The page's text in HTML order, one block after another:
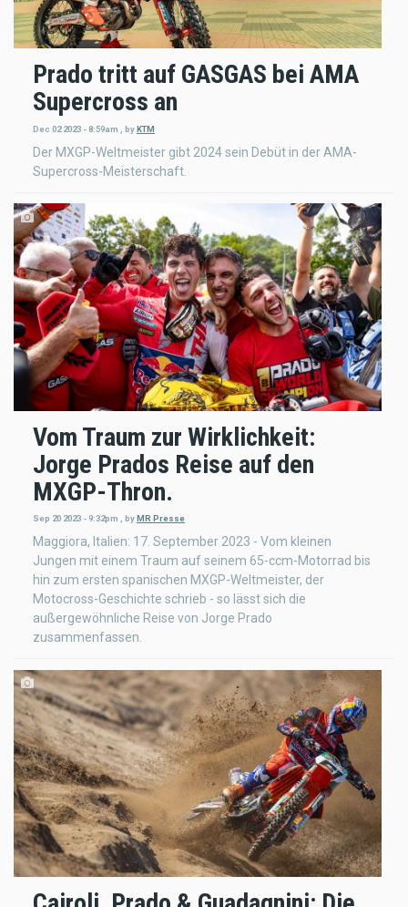
Prado tritt auf GASGAS bei AMA
Supercross an
Dec 02 2023 - 8:59am byKTM
Der MXGP-Weltmeister gibt 2024 sein Debüt in der AMA-
Supercross-Meisterschaft.
Vom Traum zur Wirklichkeit:
Jorge Prados Reise auf den
MXGP-Thron.
Sep 20 2023 - 9:32pm byMR Presse
Maggiora, Italien: 17. September 2023 - Vom kleinen
Jungen mit einem Traum auf seinem 65-ccm-Motorrad bis
hin zum ersten spanischen MXGP-Weltmeister, der
Motocross-Geschichte schrieb - so lässt sich die
außergewöhnliche Reise von Jorge Prado
zusammenfassen.